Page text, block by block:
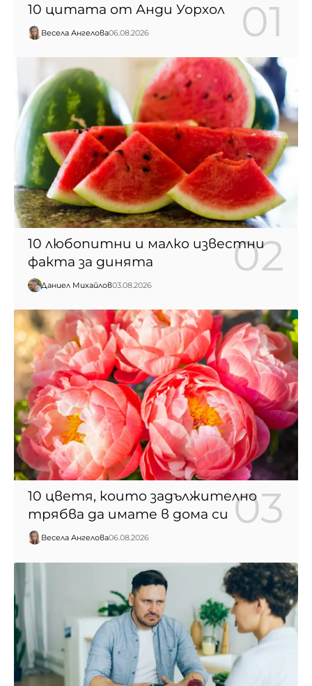
10 цитата от Анди Уорхол
Весела Ангелова06.08.2026
10 любопитни и малко известни
факта за динята
Даниел Михайлов03.08.2026
10 цветя, които задължително
трябва да имате в дома си
Весела Ангелова06.08.2026